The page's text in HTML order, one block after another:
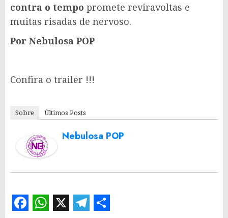
contra o tempo promete reviravoltas e
muitas risadas de nervoso.
Por Nebulosa POP
Confira o trailer !!!
Sobre Últimos Posts
Nebulosa POP